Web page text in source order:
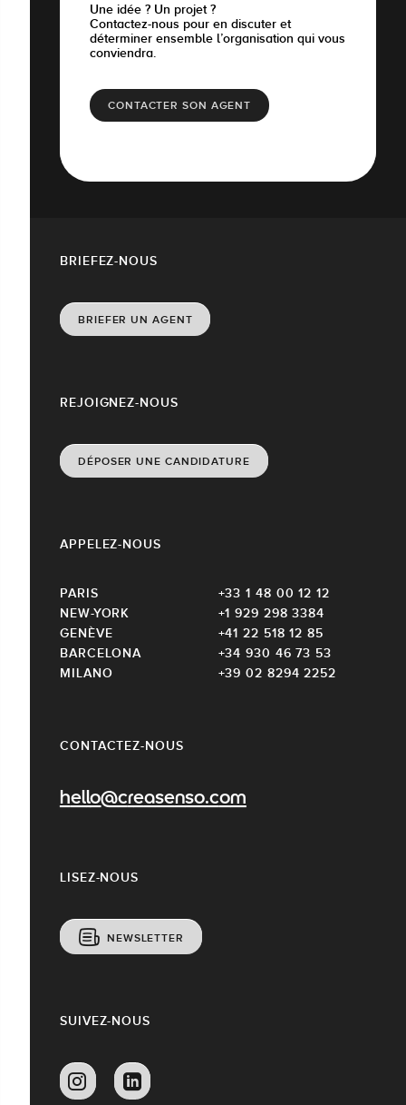
Une idée ? Un projet ?
Contactez-nous pour en discuter et
déterminer ensemble l’organisation qui vous
conviendra.
CONTACTER SON AGENT
CONTACTEZ-NOUS
hello@creasenso.com
REJOIGNEZ-NOUS
DÉPOSER UNE CANDIDATURE
LISEZ-NOUS
NEWSLETTER
APPELEZ-NOUS
PARIS
+33 1 48 00 12 12
NEW-YORK
+1 929 298 3384
GENÈVE
+41 22 518 12 85
BARCELONA
+34 930 46 73 53
MILANO
+39 02 8294 2252
BRIEFEZ-NOUS
BRIEFER UN AGENT
SUIVEZ-NOUS